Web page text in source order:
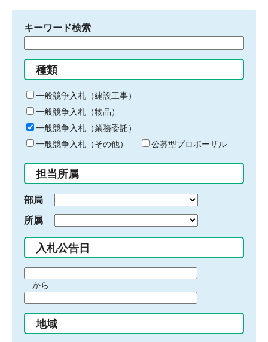
キーワード検索
る
キ
ー
ワ
ー
ド
入
力
種類
一般競争入札（建設工事）
一般競争入札（物品）
一般競争入札（業務委託）
一般競争入札（その他）
公募型プロポーザル
担当所属
部局
所属
入札公告日
間
始
り
から
間
終
地域